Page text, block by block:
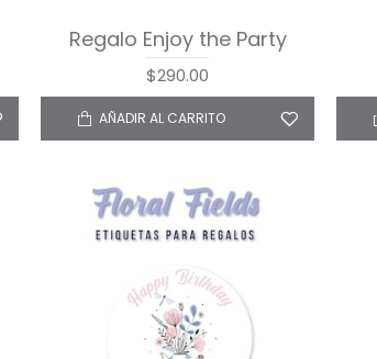
Regalo Enjoy the Party
$290.00
AÑADIR AL CARRITO